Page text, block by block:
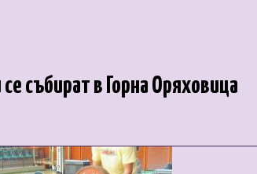
събират в Горна Оряховица